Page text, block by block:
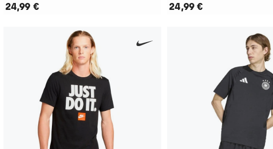
24,99 € 24,99 €